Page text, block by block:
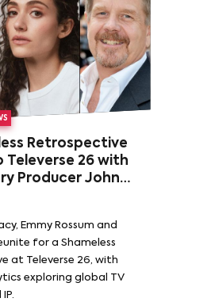
Retrospective
Televerse 26 with
Producer John
Series’ Stars
Emmy Rossum and
for a Shameless
at Televerse 26, with
exploring global TV